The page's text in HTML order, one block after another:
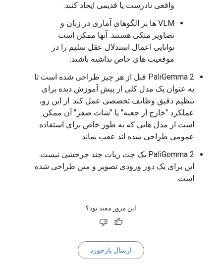
واقعی نادرست یا قدیمی ایجاد کنند.
VLM ها بر الگوهای آماری در زبان و
تصاویر متکی هستند. آنها ممکن است
توانایی اعمال استدلال عقل سلیم را در
موقعیت های خاص نداشته باشند.
PaliGemma 2 قبل از هر چیز طراحی شده است تا
به عنوان یک مدل کلی از پیش آموزش دیده برای
تنظیم دقیق وظایف تخصصی عمل کند. از این رو،
عملکرد "خارج از جعبه" یا "شات صفر" آن ممکن
است از مدل هایی که به طور خاص برای استفاده
عمومی طراحی شده اند عقب بماند.
PaliGemma 2 یک چت ربات چند چرخشی نیست.
این برای یک دور ورودی تصویر و متن طراحی شده
است.
این مرور مفید بود؟
ارسال بازخورد